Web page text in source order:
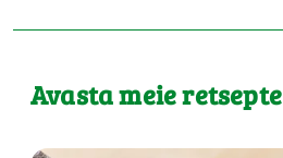
Avasta meie retsepte